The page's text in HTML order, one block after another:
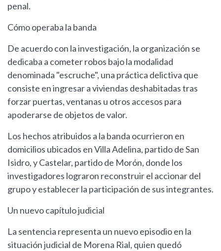
penal.
Cómo operaba la banda
De acuerdo con la investigación, la organización se
dedicaba a cometer robos bajo la modalidad
denominada "escruche", una práctica delictiva que
consiste en ingresar a viviendas deshabitadas tras
forzar puertas, ventanas u otros accesos para
apoderarse de objetos de valor.
Los hechos atribuidos a la banda ocurrieron en
domicilios ubicados en Villa Adelina, partido de San
Isidro, y Castelar, partido de Morón, donde los
investigadores lograron reconstruir el accionar del
grupo y establecer la participación de sus integrantes.
Un nuevo capítulo judicial
La sentencia representa un nuevo episodio en la
situación judicial de Morena Rial, quien quedó